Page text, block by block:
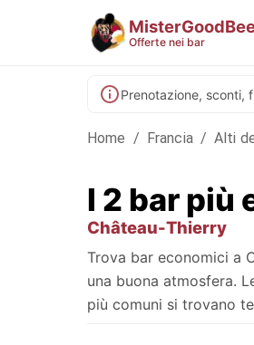
Offerte nei bar
Prenotazione, sconti,
Home / Francia / Alti
I 2 bar più
Château-Thierry
Trova bar economici a
una buona atmosfera.
più comuni si trovano